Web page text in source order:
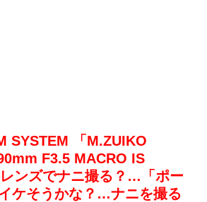
SYSTEM 「M.ZUIKO
F3.5 MACRO IS
ンズでナニ撮る？…「ポー
ケそうかな？…ナニを撮る